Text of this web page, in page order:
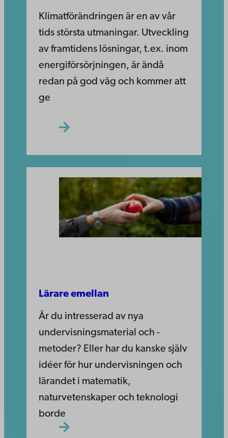
Klimatförändringen är en av vår
tids största utmaningar. Utveckling
av framtidens lösningar, t.ex. inom
energiförsörjningen, är ändå
redan på god väg och kommer att
ge
Lärare emellan
Är du intresserad av nya
undervisningsmaterial och -
metoder? Eller har du kanske själv
idéer för hur undervisningen och
lärandet i matematik,
naturvetenskaper och teknologi
borde